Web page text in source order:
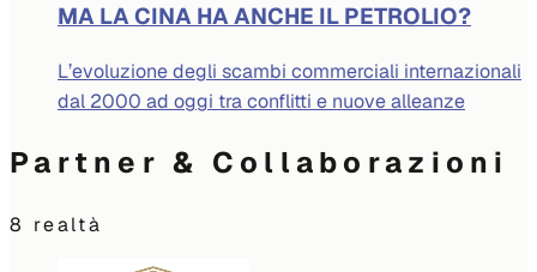
MA LA CINA HA ANCHE IL PETROLIO?
L’evoluzione degli scambi commerciali internazionali
dal 2000 ad oggi tra conflitti e nuove alleanze
Partner & Collaborazioni
8 realtà